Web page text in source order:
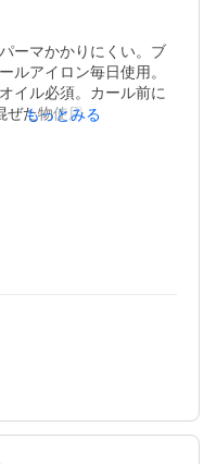
ーマかかりにくい。ブ
ルアイロン毎日使用。
イル必須。カール前に
ぜた物使用。
ライヤー、ヘアビュー
よりはしっとり。艶々
ライヤー、140℃でカー
時間キープ。
かけ伸ばす。その後10
カール取れやすい。
タオルドライ後100℃ヘ
カールも持続。
もっとみる